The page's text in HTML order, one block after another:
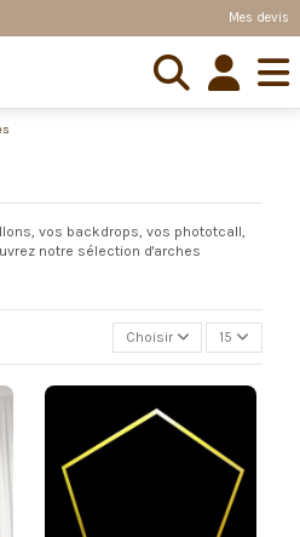
Mes devis
vos backdrops, vos phototcall,
notre sélection d'arches
Choisir 15